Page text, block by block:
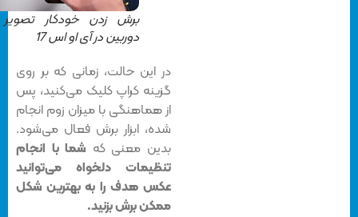
برش زدن خودکار تصویر در
دوربین در آی او اس 17
در این حالت، زمانی که بر روی
گزینه کراپ کلیک می‌کنید، پس
از هماهنگی با میزان زوم انجام
شده، ابزار برش فعال می‌شود.
بدین معنی که شما با انجام
تنظیمات دلخواه می‌توانید
عکس هدف را به بهترین شکل
ممکن برش بزنید.